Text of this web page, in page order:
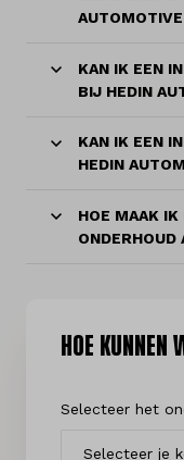
KAN IK EEN
BIJ HEDIN
KAN IK EEN
HEDIN
HOE MAAK IK
ONDERHOUD
HOE KUNNEN
Selecteer het